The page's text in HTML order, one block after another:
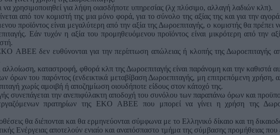
χρησιμοποιηθεί για λήψη οιασδήποτε υπηρεσίας (λχ πλύσιμο, αλλαγή λαδιών κλπ).
από τον κομιστή της μια μόνο φορά, για το σύνολο της αξίας της και για την
προϊόντος είναι μεγαλύτερη από την αξία της Δωροεπιταγής, ο κομιστής θα πρέπει
Εάν τυχόν η αξία του προμηθευόμενου προϊόντος είναι μικρότερη από την
ΑΒΕΕ δεν ευθύνονται για την περίπτωση απώλειας ή κλοπής της Δωροεπιταγής
καταστροφή, φθορά κλπ της Δωροεπιταγής είναι παράνομη και την καθιστά
όρων του παρόντος (ενδεικτικά μεταβίβαση Δωροεπιταγής, μη επιτρεπόμενη
χωρίς αμοιβή ή αποζημίωση οιουδήποτε είδους στον κάτοχό της.
συνεπάγεται την ανεπιφύλακτη αποδοχή του συνόλου των παραπάνω όρων και
πρατηρίων της EKO ΑΒΕΕ που μπορεί να γίνει η χρήση της
θα διέπονται και θα ερμηνεύονται σύμφωνα με το Ελληνικό δίκαιο και τη
Ενέργειας αποτελούν ενιαίο και αναπόσπαστο τμήμα της σύμβασης προμήθειας